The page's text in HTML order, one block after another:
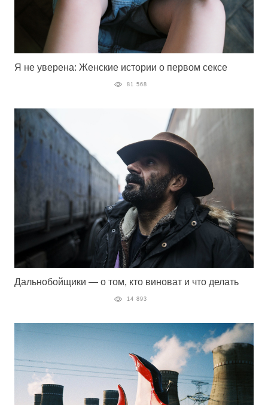
Я не уверена: Женские истории о первом сексе
81 568
Дальнобойщики — о том, кто виноват и что делать
14 893